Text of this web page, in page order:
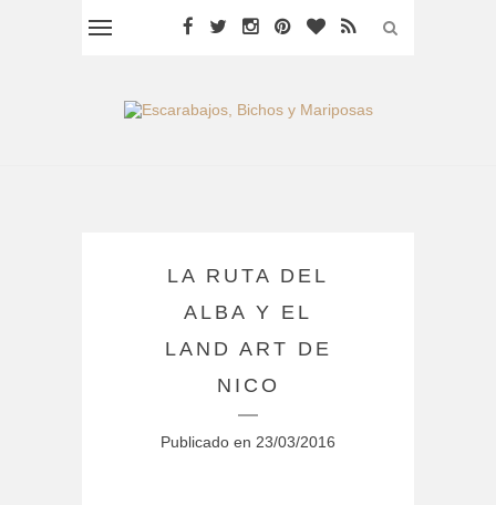
LA RUTA DEL
ALBA Y EL
LAND ART DE
NICO
Publicado en 23/03/2016